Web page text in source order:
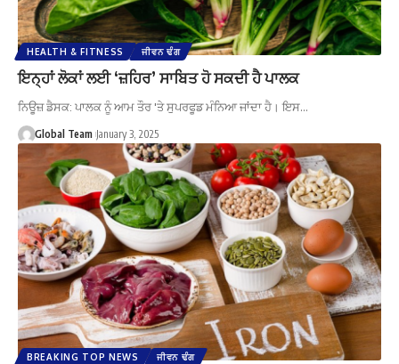
HEALTH & FITNESS ਜੀਵਨ ਢੰਗ
ਇਨ੍ਹਾਂ ਲੋਕਾਂ ਲਈ ‘ਜ਼ਹਿਰ’ ਸਾਬਿਤ ਹੋ ਸਕਦੀ ਹੈ ਪਾਲਕ
ਨਿਊਜ਼ ਡੈਸਕ: ਪਾਲਕ ਨੂੰ ਆਮ ਤੌਰ 'ਤੇ ਸੁਪਰਫੂਡ ਮੰਨਿਆ ਜਾਂਦਾ ਹੈ। ਇਸ…
Global Team January 3, 2025
BREAKING TOP NEWS ਜੀਵਨ ਢੰਗ